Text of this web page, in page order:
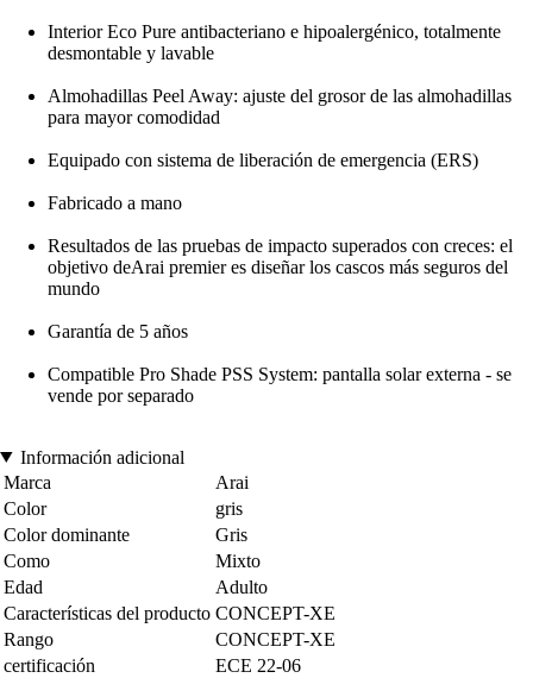
Interior Eco Pure antibacteriano e hipoalergénico, totalmente
desmontable y lavable
Almohadillas Peel Away: ajuste del grosor de las almohadillas
para mayor comodidad
Equipado con sistema de liberación de emergencia (ERS)
Fabricado a mano
Resultados de las pruebas de impacto superados con creces: el
objetivo deArai premier es diseñar los cascos más seguros del
mundo
Garantía de 5 años
Compatible Pro Shade PSS System: pantalla solar externa - se
vende por separado
Información adicional
Marca
Arai
Color
gris
Color dominante
Gris
Como
Mixto
Edad
Adulto
Características del producto CONCEPT-XE
Rango
CONCEPT-XE
certificación
ECE 22-06